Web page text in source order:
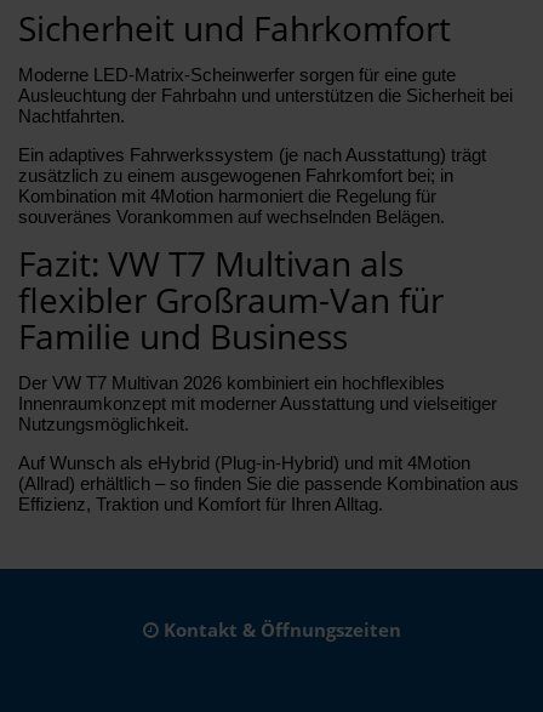
Sicherheit und Fahrkomfort
Moderne LED-Matrix-Scheinwerfer sorgen für eine gute
Ausleuchtung der Fahrbahn und unterstützen die Sicherheit bei
Nachtfahrten.
Ein adaptives Fahrwerkssystem (je nach Ausstattung) trägt
zusätzlich zu einem ausgewogenen Fahrkomfort bei; in
Kombination mit 4Motion harmoniert die Regelung für
souveränes Vorankommen auf wechselnden Belägen.
Fazit: VW T7 Multivan als
flexibler Großraum-Van für
Familie und Business
Der VW T7 Multivan 2026 kombiniert ein hochflexibles
Innenraumkonzept mit moderner Ausstattung und vielseitiger
Nutzungsmöglichkeit.
Auf Wunsch als eHybrid (Plug-in-Hybrid) und mit 4Motion
(Allrad) erhältlich – so finden Sie die passende Kombination aus
Effizienz, Traktion und Komfort für Ihren Alltag.
Kontakt & Öffnungszeiten